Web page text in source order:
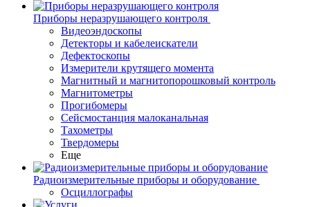
Приборы неразрушающего контроля
Видеоэндоскопы
Детекторы и кабелеискатели
Дефектоскопы
Измерители крутящего момента
Магнитный и магнитопорошковый контроль
Магнитометры
Прогибомеры
Сейсмостанция малоканальная
Тахометры
Твердомеры
Еще
Радиоизмерительные приборы и оборудование
Осциллографы